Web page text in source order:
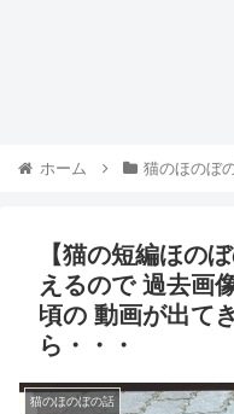
ホーム 猫のほのぼ
【猫の短編ほの
えるので 過去画
頃の 動画が出て
ら・・・
猫のほのぼの話